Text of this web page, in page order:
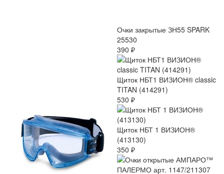
Очки закрытые ЗН55 SPARK
25530
390 ₽
Щиток НБТ1 ВИЗИОН® classic
TITAN (414291)
530 ₽
Щиток НБТ 1 ВИЗИОН®
(413130)
350 ₽